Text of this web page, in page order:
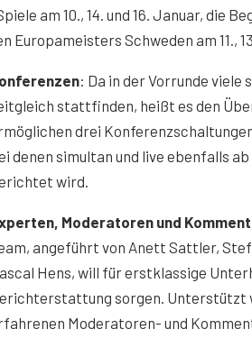
am 10., 14. und 16. Januar, die
Schweden am 11.,
: Da in der Vorrunde viele
stattfinden, heißt es den
drei Konferenzschaltungen
denen simultan und live ebenfalls
wird.
Moderatoren und
angeführt von Anett Sattler,
Hens, will für erstklassige
sorgen. Unterstützt
Moderatoren- und